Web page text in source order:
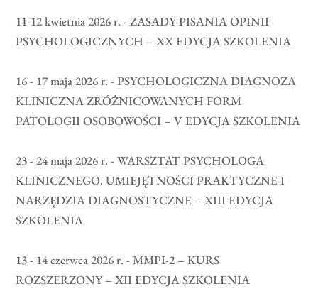
11-12 kwietnia 2026 r. - ZASADY PISANIA OPINII
PSYCHOLOGICZNYCH – XX EDYCJA SZKOLENIA
16 - 17 maja 2026 r. - PSYCHOLOGICZNA DIAGNOZA
KLINICZNA ZRÓŻNICOWANYCH FORM
PATOLOGII OSOBOWOŚCI – V EDYCJA SZKOLENIA
23 - 24 maja 2026 r. - WARSZTAT PSYCHOLOGA
KLINICZNEGO. UMIEJĘTNOŚCI PRAKTYCZNE I
NARZĘDZIA DIAGNOSTYCZNE – XIII EDYCJA
SZKOLENIA
13 - 14 czerwca 2026 r. - MMPI-2 – KURS
ROZSZERZONY – XII EDYCJA SZKOLENIA